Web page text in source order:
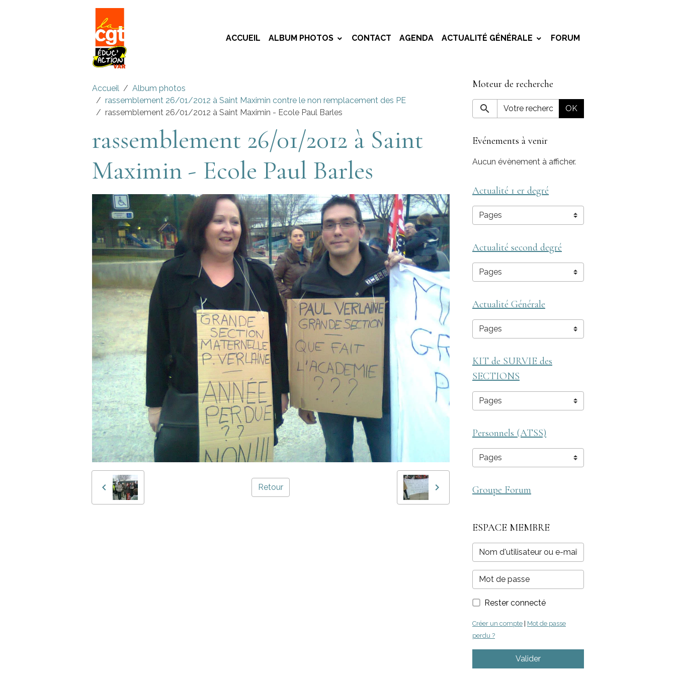
ACCUEIL ALBUM PHOTOS CONTACT AGENDA ACTUALITÉ GÉNÉRALE FORUM
Accueil
Album photos
rassemblement 26/01/2012 à Saint Maximin contre le non remplacement des PE
rassemblement 26/01/2012 à Saint Maximin - Ecole Paul Barles
rassemblement 26/01/2012 à Saint
Maximin - Ecole Paul Barles
Retour
Moteur de recherche
OK
Evénements à venir
Aucun évènement à afficher.
Actualité 1 er degré
Actualité second degré
Actualité Générale
KIT de SURVIE des
SECTIONS
Personnels (ATSS)
Groupe Forum
ESPACE MEMBRE
Rester connecté
Créer un compte
Mot de passe
perdu ?
Valider